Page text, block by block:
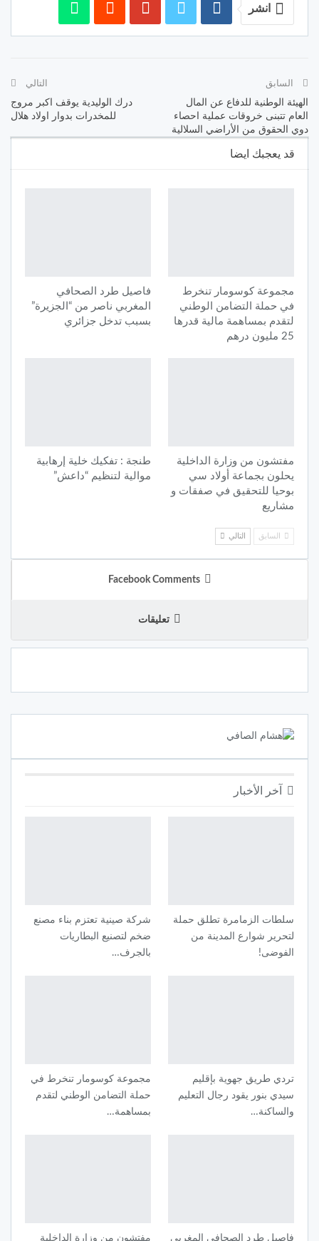
انشر
السابق
الهيئة الوطنية للدفاع عن المال
العام تتبنى خروقات عملية احصاء
دوي الحقوق من الأراضي السلالية
التالي
درك الوليدية يوقف اكبر مروج
للمخدرات بدوار اولاد هلال
قد يعجبك ايضا
مجموعة كوسومار تنخرط
في حملة التضامن الوطني
لتقدم بمساهمة مالية قدرها
25 مليون درهم
فاصيل طرد الصحافي
المغربي ناصر من “الجزيرة”
بسبب تدخل جزائري
مفتشون من وزارة الداخلية
يحلون بجماعة أولاد سي
بوحيا للتحقيق في صفقات و
مشاريع
طنجة : تفكيك خلية إرهابية
موالية لتنظيم “داعش”
السابق التالي
Facebook Comments
تعليقات
آخر الأخبار
سلطات الزمامرة تطلق حملة
لتحرير شوارع المدينة من
الفوضى!
شركة صينية تعتزم بناء مصنع
ضخم لتصنيع البطاريات
بالجرف…
تردي طريق جهوية بإقليم
سيدي بنور يقود رجال التعليم
والساكنة…
مجموعة كوسومار تنخرط في
حملة التضامن الوطني لتقدم
بمساهمة…
فاصيل طرد الصحافي المغربي مفتشون من وزارة الداخلية